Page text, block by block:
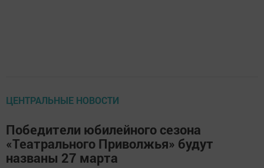
ЦЕНТРАЛЬНЫЕ НОВОСТИ
Победители юбилейного сезона
«Театрального Приволжья» будут
названы 27 марта